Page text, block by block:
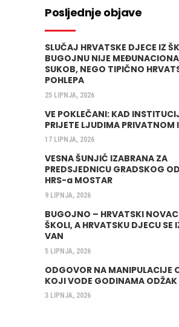
Posljednje objave
SLUČAJ HRVATSKE DJECE IZ
BUGOJNU NIJE
SUKOB, NEGO TIPIČNO
POHLEPA
25 LIPNJA, 2026
VE POKLEČANI: KAD
PRIJETE LJUDIMA PRIVATNOM
17 LIPNJA, 2026
VESNA ŠUNJIĆ IZABRANA ZA
PREDSJEDNICU GRADSKOG
HRS-a MOSTAR
9 LIPNJA, 2026
BUGOJNO – HRVATSKI
ŠKOLI, A HRVATSKU DJECU SE
VAN
5 LIPNJA, 2026
ODGOVOR NA MANIPULACIJE
KOJI VODE GODINAMA ODŽAK
3 LIPNJA, 2026